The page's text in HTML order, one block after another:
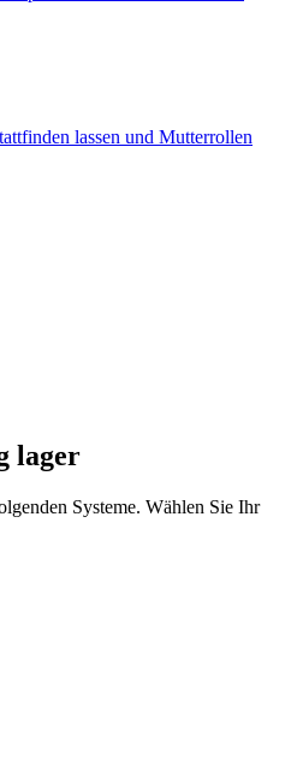
lassen und Mutterrollen
lager
Systeme. Wählen Sie Ihr